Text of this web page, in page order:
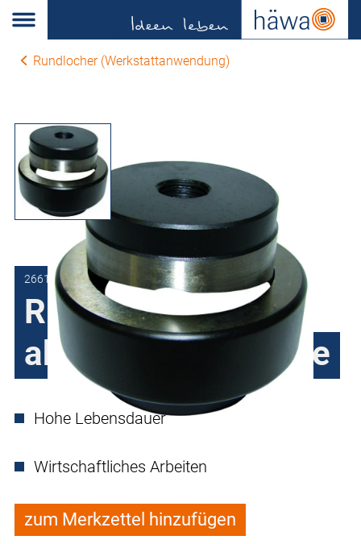
Rundlocher (Werkstattanwendung)
2661-0240-20-00
Rundlocher mit
abgesetzter Matrize
Hohe Lebensdauer
Wirtschaftliches Arbeiten
zum Merkzettel hinzufügen